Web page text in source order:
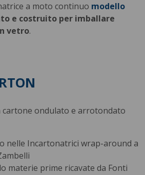
a moto continuo modello
e costruito per imballare
vetro.
cartone ondulato e arrotondato
nelle Incartonatrici wrap-around a
materie prime ricavate da Fonti